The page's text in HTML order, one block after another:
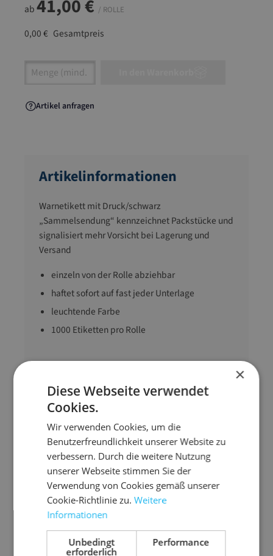
ab41,00 € / ROLLE
0,00 € Gesamtpreis
Artikel Anzahl: Gib den gewünschten Wert
Artikel anfragen
Artikelinformationen
Warnetikett mit Druck/schwarz
„Sammelsendung“ kennzeichnet Packstücke und
signalisiert mehr Vorsicht bei Lagerung und
Versand
einzeln von der Rolle abziehbar
haftet sofort auf fast jeder Unterlage
leuchtende Farbe
1000 Etiketten pro Rolle
x B)
Ausführung
Gewicht
2370 g
Zubehör-Artikel
×
Diese Webseite verwendet
Cookies.
Wir verwenden Cookies, um die
Benutzerfreundlichkeit unserer Website zu
verbessern. Durch die weitere Nutzung
unserer Webseite stimmen Sie der
Verwendung von Cookies gemäß unserer
Cookie-Richtlinie zu.Weitere
Informationen
Unbedingt
erforderlich
Performance